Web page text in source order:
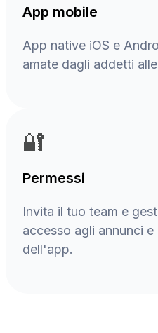
App mobile
App native iOS e
amate dagli addetti
🔐
Permessi
Invita il tuo team e
accesso agli annunci
dell'app.